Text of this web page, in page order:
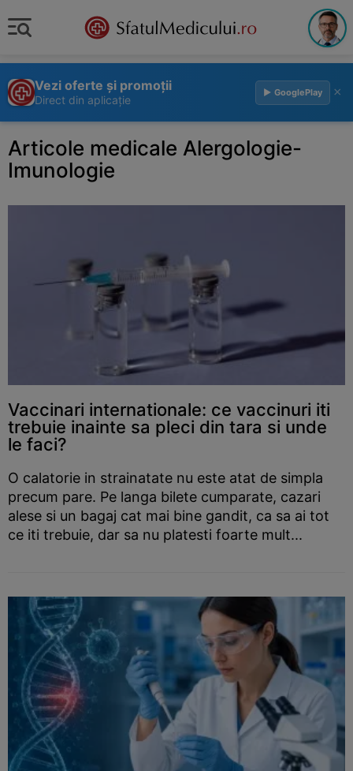
Vezi oferte și promoții
Direct din aplicație
▶ GooglePlay ×
Articole medicale Alergologie-
Imunologie
Vaccinari internationale: ce vaccinuri iti
trebuie inainte sa pleci din tara si unde
le faci?
O calatorie in strainatate nu este atat de simpla
precum pare. Pe langa bilete cumparate, cazari
alese si un bagaj cat mai bine gandit, ca sa ai tot
ce iti trebuie, dar sa nu platesti foarte mult...